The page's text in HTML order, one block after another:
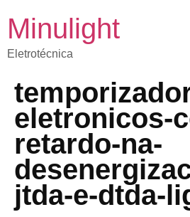
Minulight
Eletrotécnica
eletronicos-
retardo-na-
jtda-e-dtda-